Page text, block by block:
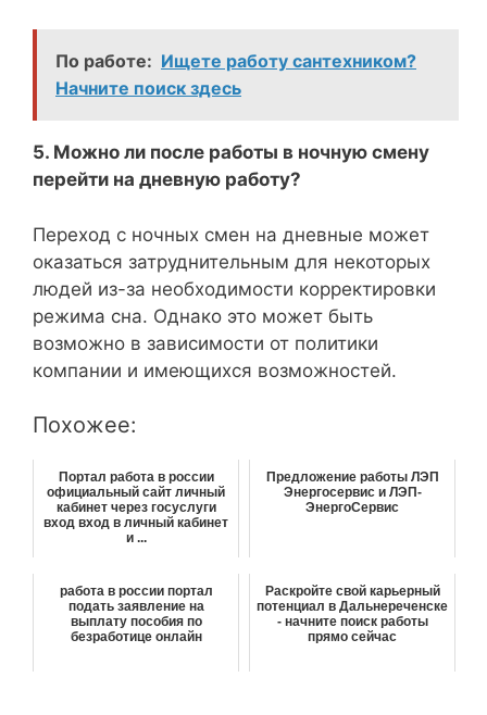
По работе: Ищете работу сантехником?
Начните поиск здесь
5. Можно ли после работы в ночную смену
перейти на дневную работу?
Переход с ночных смен на дневные может
оказаться затруднительным для некоторых
людей из-за необходимости корректировки
режима сна. Однако это может быть
возможно в зависимости от политики
компании и имеющихся возможностей.
Похожее:
Портал работа в россии
официальный сайт личный
кабинет через госуслуги
вход вход в личный кабинет
и ...
Предложение работы ЛЭП
Энергосервис и ЛЭП-
ЭнергоСервис
работа в россии портал
подать заявление на
выплату пособия по
безработице онлайн
Раскройте свой карьерный
потенциал в Дальнереченске
- начните поиск работы
прямо сейчас